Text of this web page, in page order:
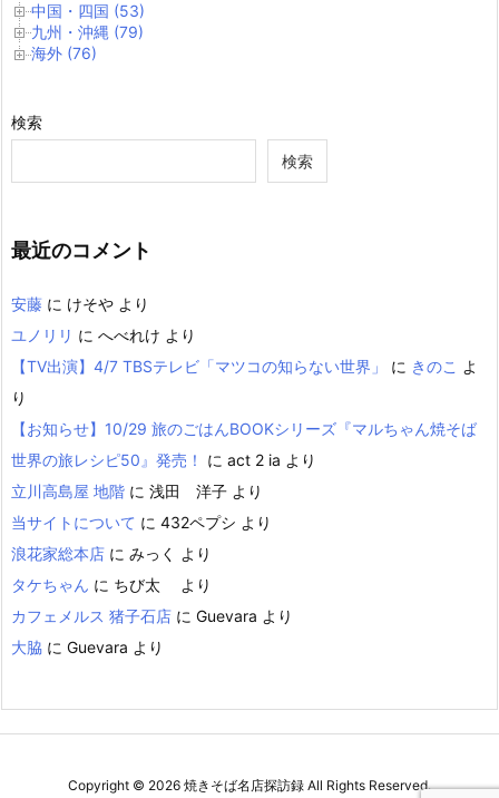
中国・四国 (53)
九州・沖縄 (79)
海外 (76)
検索
検索
最近のコメント
安藤 に けそや より
ユノリリ に へべれけ より
【TV出演】4/7 TBSテレビ「マツコの知らない世界」
に きのこ よ
り
【お知らせ】10/29 旅のごはんBOOKシリーズ『マルちゃん焼そば
世界の旅レシピ50』発売！
に act 2 ia より
立川高島屋 地階 に 浅田 洋子 より
当サイトについて に 432ペプシ より
浪花家総本店 に みっく
より
タケちゃん に ちび太
より
カフェメルス 猪子石店 に Guevara より
大脇 に Guevara より
Copyright © 2026 焼きそば名店探訪録 All Rights Reserved.